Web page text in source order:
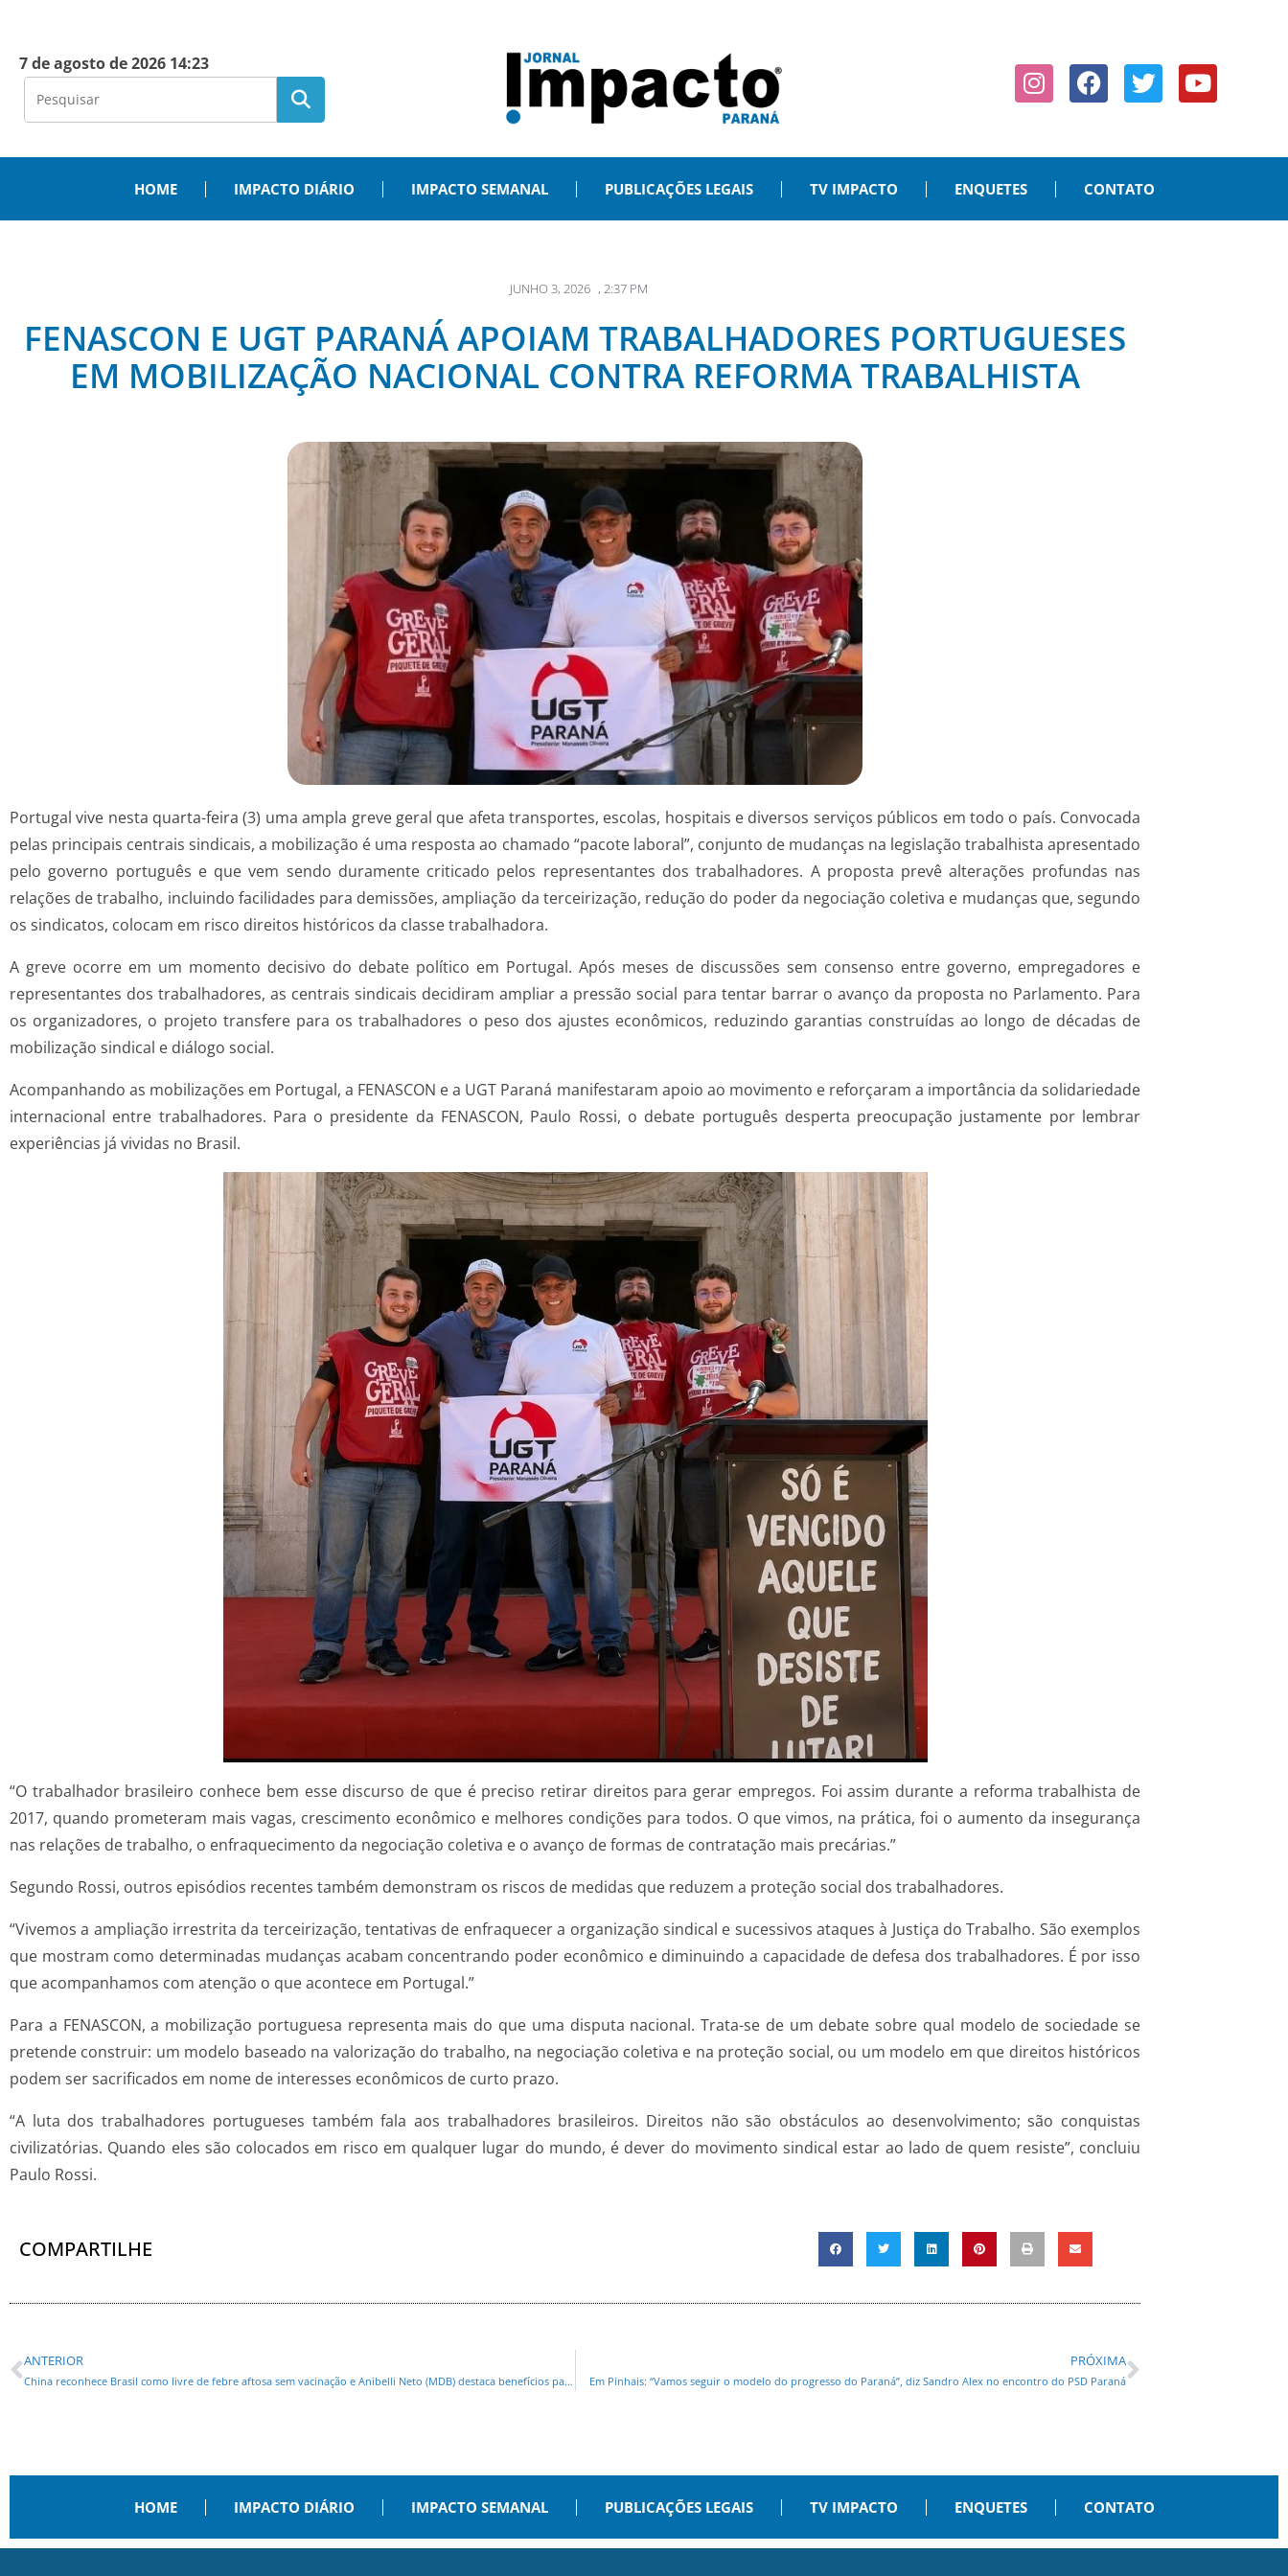
7 de agosto de 2026 14:23
HOME IMPACTO DIÁRIO IMPACTO SEMANAL PUBLICAÇÕES LEGAIS TV IMPACTO ENQUETES CONTATO
JUNHO 3, 2026 , 2:37 PM
FENASCON E UGT PARANÁ APOIAM TRABALHADORES PORTUGUESES
EM MOBILIZAÇÃO NACIONAL CONTRA REFORMA TRABALHISTA
Portugal vive nesta quarta-feira (3) uma ampla greve geral que afeta transportes, escolas, hospitais e diversos serviços públicos em todo o país. Convocada
pelas principais centrais sindicais, a mobilização é uma resposta ao chamado “pacote laboral”, conjunto de mudanças na legislação trabalhista apresentado
pelo governo português e que vem sendo duramente criticado pelos representantes dos trabalhadores. A proposta prevê alterações profundas nas
relações de trabalho, incluindo facilidades para demissões, ampliação da terceirização, redução do poder da negociação coletiva e mudanças que, segundo
os sindicatos, colocam em risco direitos históricos da classe trabalhadora.
A greve ocorre em um momento decisivo do debate político em Portugal. Após meses de discussões sem consenso entre governo, empregadores e
representantes dos trabalhadores, as centrais sindicais decidiram ampliar a pressão social para tentar barrar o avanço da proposta no Parlamento. Para
os organizadores, o projeto transfere para os trabalhadores o peso dos ajustes econômicos, reduzindo garantias construídas ao longo de décadas de
mobilização sindical e diálogo social.
Acompanhando as mobilizações em Portugal, a FENASCON e a UGT Paraná manifestaram apoio ao movimento e reforçaram a importância da solidariedade
internacional entre trabalhadores. Para o presidente da FENASCON, Paulo Rossi, o debate português desperta preocupação justamente por lembrar
experiências já vividas no Brasil.
“O trabalhador brasileiro conhece bem esse discurso de que é preciso retirar direitos para gerar empregos. Foi assim durante a reforma trabalhista de
2017, quando prometeram mais vagas, crescimento econômico e melhores condições para todos. O que vimos, na prática, foi o aumento da insegurança
nas relações de trabalho, o enfraquecimento da negociação coletiva e o avanço de formas de contratação mais precárias.”
Segundo Rossi, outros episódios recentes também demonstram os riscos de medidas que reduzem a proteção social dos trabalhadores.
“Vivemos a ampliação irrestrita da terceirização, tentativas de enfraquecer a organização sindical e sucessivos ataques à Justiça do Trabalho. São exemplos
que mostram como determinadas mudanças acabam concentrando poder econômico e diminuindo a capacidade de defesa dos trabalhadores. É por isso
que acompanhamos com atenção o que acontece em Portugal.”
Para a FENASCON, a mobilização portuguesa representa mais do que uma disputa nacional. Trata-se de um debate sobre qual modelo de sociedade se
pretende construir: um modelo baseado na valorização do trabalho, na negociação coletiva e na proteção social, ou um modelo em que direitos históricos
podem ser sacrificados em nome de interesses econômicos de curto prazo.
“A luta dos trabalhadores portugueses também fala aos trabalhadores brasileiros. Direitos não são obstáculos ao desenvolvimento; são conquistas
civilizatórias. Quando eles são colocados em risco em qualquer lugar do mundo, é dever do movimento sindical estar ao lado de quem resiste”, concluiu
Paulo Rossi.
COMPARTILHE
ANTERIOR
China reconhece Brasil como livre de febre aftosa sem vacinação e Anibelli Neto (MDB) destaca benefícios para o Paraná
PRÓXIMA
Em Pinhais: “Vamos seguir o modelo do progresso do Paraná”, diz Sandro Alex no encontro do PSD Paraná
HOME IMPACTO DIÁRIO IMPACTO SEMANAL PUBLICAÇÕES LEGAIS TV IMPACTO ENQUETES CONTATO